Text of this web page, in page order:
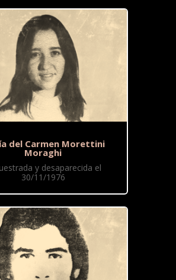
del Carmen Morettini
Moraghi
y desaparecida el
30/11/1976